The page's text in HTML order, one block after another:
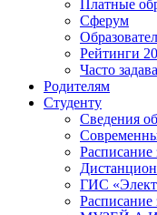
Платные
Сферум
Рейтинги
Часто
Родителям
Студенту
Сведения
Расписание
ГИС